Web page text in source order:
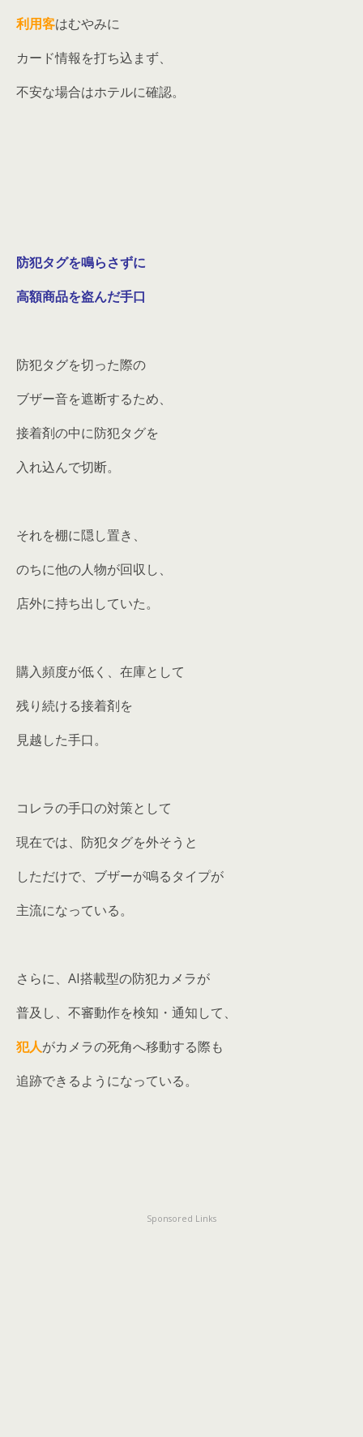
利用客はむやみに
カード情報を打ち込まず、
不安な場合はホテルに確認。
防犯タグを鳴らさずに
高額商品を盗んだ手口
防犯タグを切った際の
ブザー音を遮断するため、
接着剤の中に防犯タグを
入れ込んで切断。
それを棚に隠し置き、
のちに他の人物が回収し、
店外に持ち出していた。
購入頻度が低く、在庫として
残り続ける接着剤を
見越した手口。
コレラの手口の対策として
現在では、防犯タグを外そうと
しただけで、ブザーが鳴るタイプが
主流になっている。
さらに、AI搭載型の防犯カメラが
普及し、不審動作を検知・通知して、
犯人がカメラの死角へ移動する際も
追跡できるようになっている。
Sponsored Links